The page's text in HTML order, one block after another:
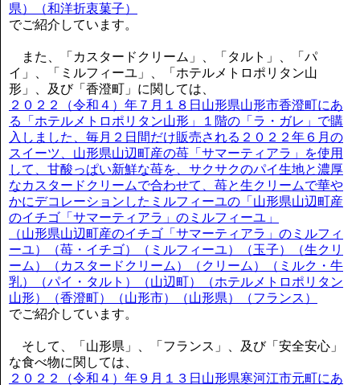
県）（和洋折衷菓子）
でご紹介しています。
また、「カスタードクリーム」、「タルト」、「パ
イ」、「ミルフィーユ」、「ホテルメトロポリタン山
形」、及び「香澄町」に関しては、
２０２２（令和４）年７月１８日山形県山形市香澄町にあ
る「ホテルメトロポリタン山形」１階の「ラ・ガレ」で購
入しました、毎月２日間だけ販売される２０２２年６月の
スイーツ、山形県山辺町産の苺「サマーティアラ」を使用
して、甘酸っぱい新鮮な苺を、サクサクのパイ生地と濃厚
なカスタードクリームで合わせて、苺と生クリームで華や
かにデコレーションしたミルフィーユの「山形県山辺町産
のイチゴ「サマーティアラ」のミルフィーユ」
（山形県山辺町産のイチゴ「サマーティアラ」のミルフィ
ーユ）（苺・イチゴ）（ミルフィーユ）（玉子）（生クリ
ーム）（カスタードクリーム）（クリーム）（ミルク・牛
乳）（パイ・タルト）（山辺町）（ホテルメトロポリタン
山形）（香澄町）（山形市）（山形県）（フランス）
でご紹介しています。
そして、「山形県」、「フランス」、及び「安全安心」
な食べ物に関しては、
２０２２（令和４）年９月１３日山形県寒河江市元町にあ